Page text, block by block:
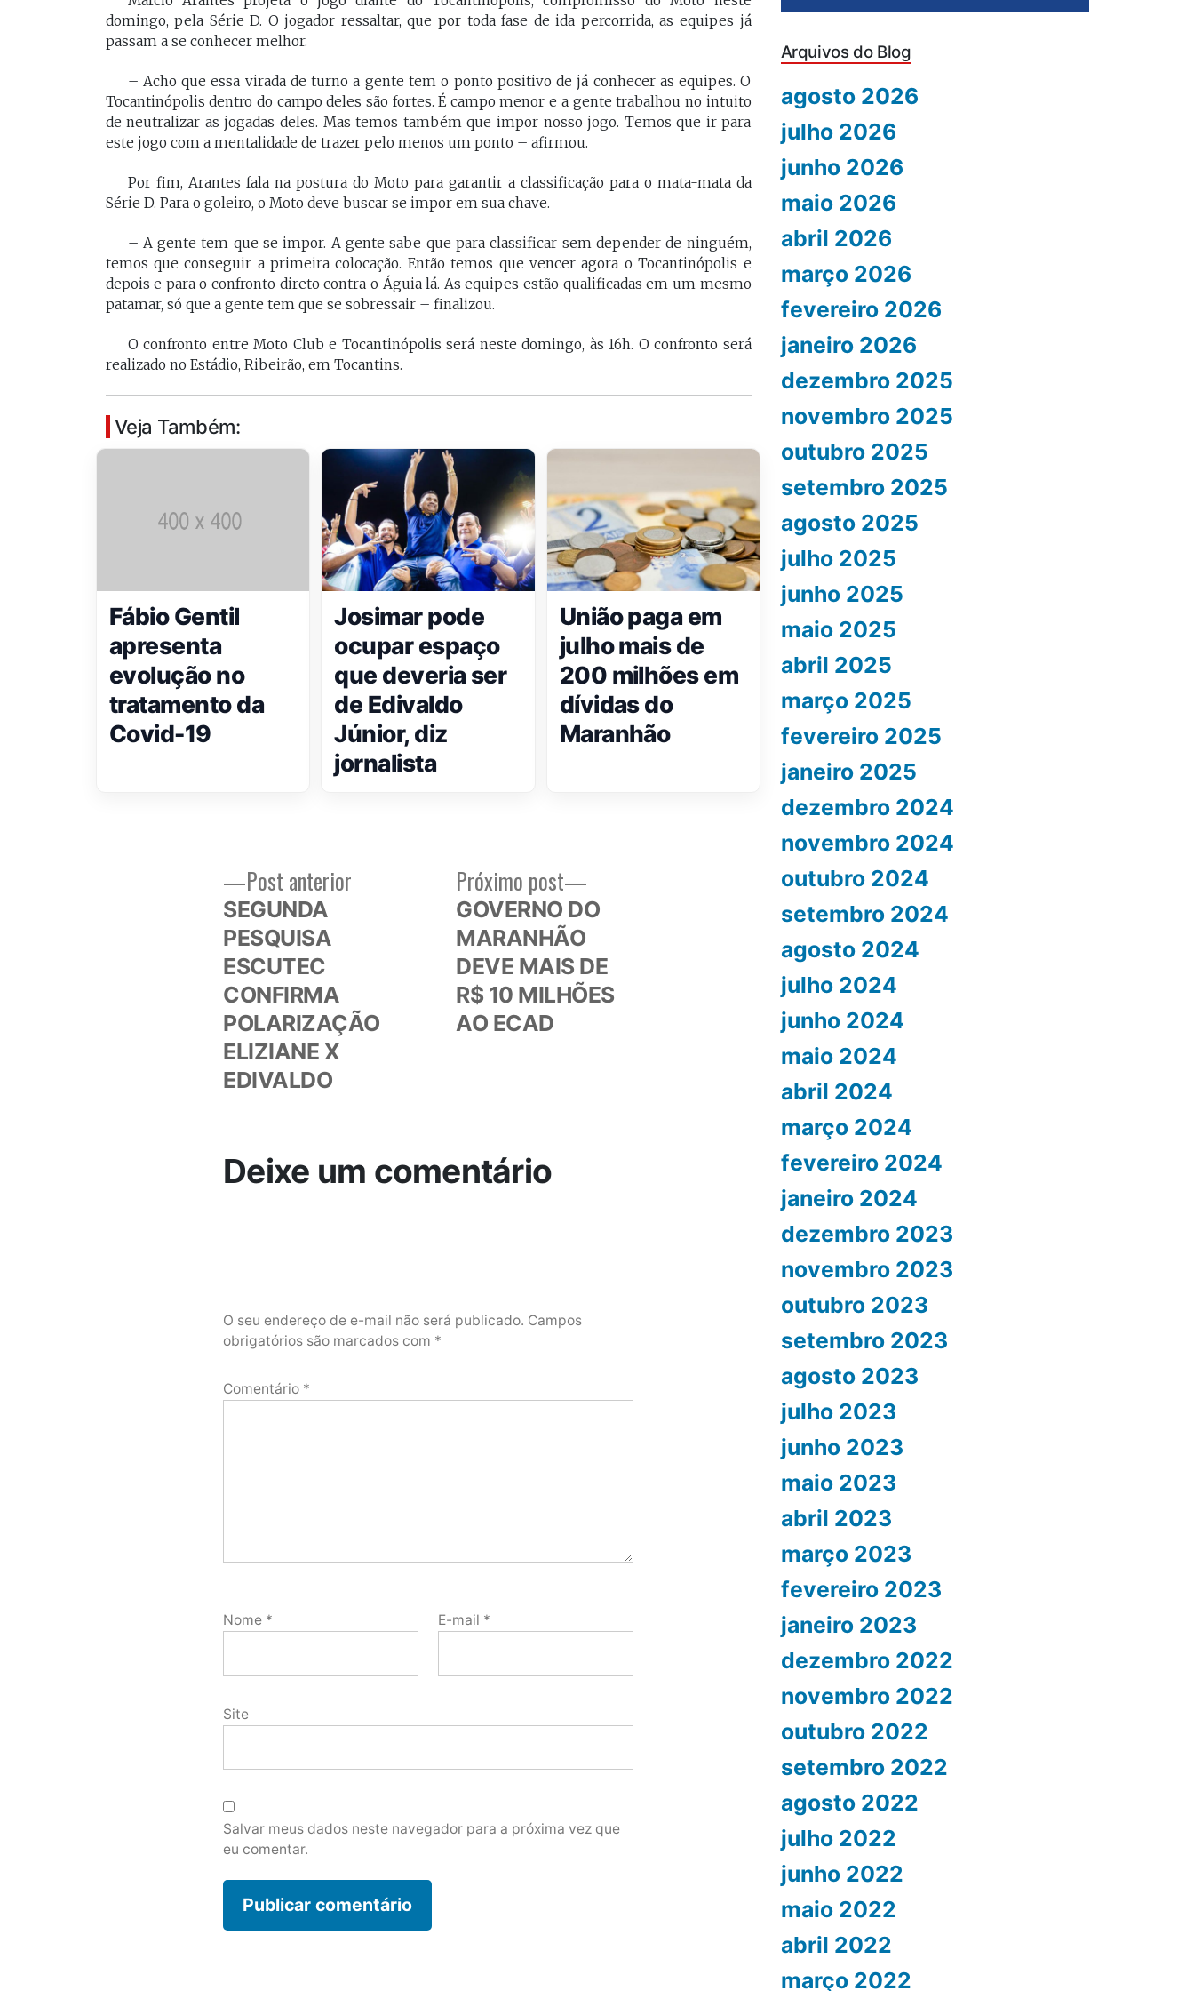
domingo, pela Série D. O jogador ressaltar, que por toda fase de ida percorrida, as equipes já
passam a se conhecer melhor.
– Acho que essa virada de turno a gente tem o ponto positivo de já conhecer as equipes. O
Tocantinópolis dentro do campo deles são fortes. É campo menor e a gente trabalhou no intuito
de neutralizar as jogadas deles. Mas temos também que impor nosso jogo. Temos que ir para
este jogo com a mentalidade de trazer pelo menos um ponto – afirmou.
Por fim, Arantes fala na postura do Moto para garantir a classificação para o mata-mata da
Série D. Para o goleiro, o Moto deve buscar se impor em sua chave.
– A gente tem que se impor. A gente sabe que para classificar sem depender de ninguém,
temos que conseguir a primeira colocação. Então temos que vencer agora o Tocantinópolis e
depois e para o confronto direto contra o Águia lá. As equipes estão qualificadas em um mesmo
patamar, só que a gente tem que se sobressair – finalizou.
O confronto entre Moto Club e Tocantinópolis será neste domingo, às 16h. O confronto será
realizado no Estádio, Ribeirão, em Tocantins.
Veja Também:
Fábio Gentil
apresenta
evolução no
tratamento da
Covid-19
Josimar pode
ocupar espaço
que deveria ser
de Edivaldo
Júnior, diz
jornalista
União paga em
julho mais de
200 milhões em
dívidas do
Maranhão
Navegação
Post anterior
SEGUNDA
PESQUISA
ESCUTEC
CONFIRMA
POLARIZAÇÃO
ELIZIANE X
EDIVALDO
Próximo post
post:
GOVERNO DO
MARANHÃO
DEVE MAIS DE
R$ 10 MILHÕES
AO ECAD
Deixe um comentário
O seu endereço de e-mail não será publicado. Campos
obrigatórios são marcados com *
Comentário *
Nome * E-mail *
Site
Salvar meus dados neste navegador para a próxima vez que
eu comentar.
Arquivos do Blog
agosto 2026
julho 2026
junho 2026
maio 2026
abril 2026
março 2026
fevereiro 2026
janeiro 2026
dezembro 2025
novembro 2025
outubro 2025
setembro 2025
agosto 2025
julho 2025
junho 2025
maio 2025
abril 2025
março 2025
fevereiro 2025
janeiro 2025
dezembro 2024
novembro 2024
outubro 2024
setembro 2024
agosto 2024
julho 2024
junho 2024
maio 2024
abril 2024
março 2024
fevereiro 2024
janeiro 2024
dezembro 2023
novembro 2023
outubro 2023
setembro 2023
agosto 2023
julho 2023
junho 2023
maio 2023
abril 2023
março 2023
fevereiro 2023
janeiro 2023
dezembro 2022
novembro 2022
outubro 2022
setembro 2022
agosto 2022
julho 2022
junho 2022
maio 2022
abril 2022
março 2022